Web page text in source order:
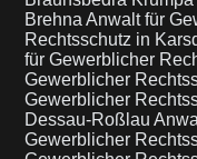
Brehna Anwalt für
Rechtsschutz in
für Gewerblicher
Gewerblicher
Gewerblicher
Dessau-Roßlau
Gewerblicher